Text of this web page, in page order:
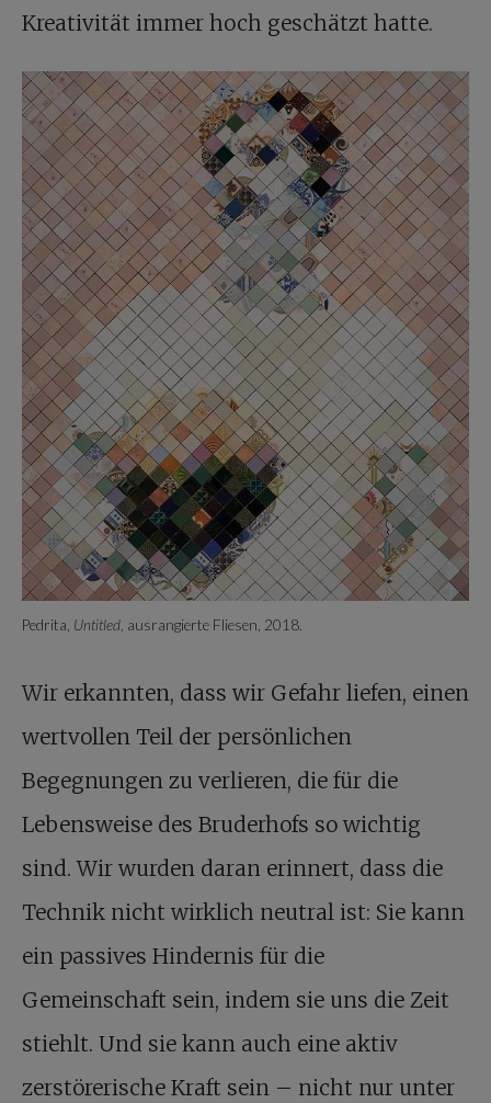
Kreativität immer hoch geschätzt hatte.
Pedrita, Untitled, ausrangierte Fliesen, 2018.
Wir erkannten, dass wir Gefahr liefen, einen
wertvollen Teil der persönlichen
Begegnungen zu verlieren, die für die
Lebensweise des Bruderhofs so wichtig
sind. Wir wurden daran erinnert, dass die
Technik nicht wirklich neutral ist: Sie kann
ein passives Hindernis für die
Gemeinschaft sein, indem sie uns die Zeit
stiehlt. Und sie kann auch eine aktiv
zerstörerische Kraft sein – nicht nur unter